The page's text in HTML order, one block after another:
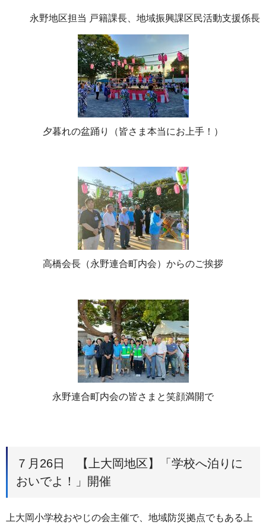
永野地区担当 戸籍課長、地域振興課区民活動支援係長
夕暮れの盆踊り（皆さま本当にお上手！）
高橋会長（永野連合町内会）からのご挨拶
永野連合町内会の皆さまと笑顔満開で
７月26日 【上大岡地区】「学校へ泊りに
おいでよ！」開催
上大岡小学校おやじの会主催で、地域防災拠点でもある上